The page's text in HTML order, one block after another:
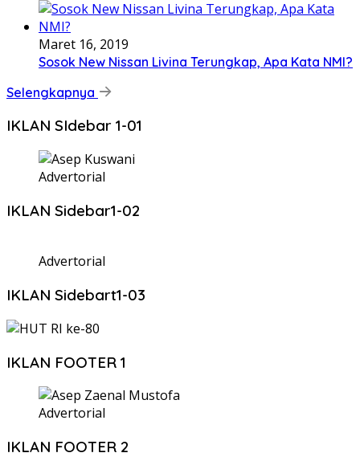
Maret 16, 2019
Sosok New Nissan Livina Terungkap, Apa Kata NMI?
Selengkapnya
IKLAN SIdebar 1-01
Advertorial
IKLAN Sidebar1-02
Advertorial
IKLAN Sidebart1-03
IKLAN FOOTER 1
Advertorial
IKLAN FOOTER 2